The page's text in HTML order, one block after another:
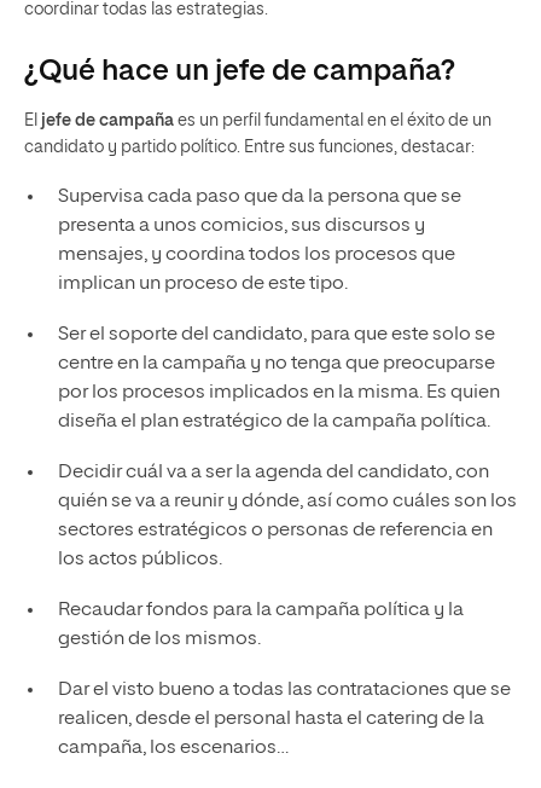
coordinar todas las estrategias.
¿Qué hace un jefe de campaña?
El jefe de campaña es un perfil fundamental en el éxito de un
candidato y partido político. Entre sus funciones, destacar:
Supervisa cada paso que da la persona que se
presenta a unos comicios, sus discursos y
mensajes, y coordina todos los procesos que
implican un proceso de este tipo.
Ser el soporte del candidato, para que este solo se
centre en la campaña y no tenga que preocuparse
por los procesos implicados en la misma. Es quien
diseña el plan estratégico de la campaña política.
Decidir cuál va a ser la agenda del candidato, con
quién se va a reunir y dónde, así como cuáles son los
sectores estratégicos o personas de referencia en
los actos públicos.
Recaudar fondos para la campaña política y la
gestión de los mismos.
Dar el visto bueno a todas las contrataciones que se
realicen, desde el personal hasta el catering de la
campaña, los escenarios…